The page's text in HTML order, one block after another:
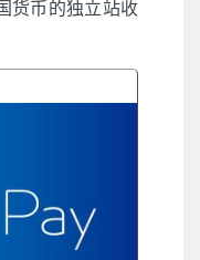
货币的独立站收